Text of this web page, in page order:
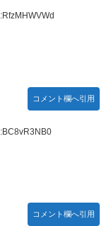
魅力を語る！！！
！」←
コメント欄へ引用
コメント欄へ引用